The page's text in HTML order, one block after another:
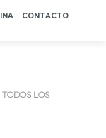
CONTACTO
LOS